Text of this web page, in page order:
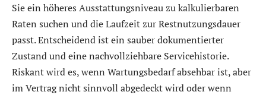
Sie ein höheres Ausstattungsniveau zu kalkulierbaren
Raten suchen und die Laufzeit zur Restnutzungsdauer
passt. Entscheidend ist ein sauber dokumentierter
Zustand und eine nachvollziehbare Servicehistorie.
Riskant wird es, wenn Wartungsbedarf absehbar ist, aber
im Vertrag nicht sinnvoll abgedeckt wird oder wenn